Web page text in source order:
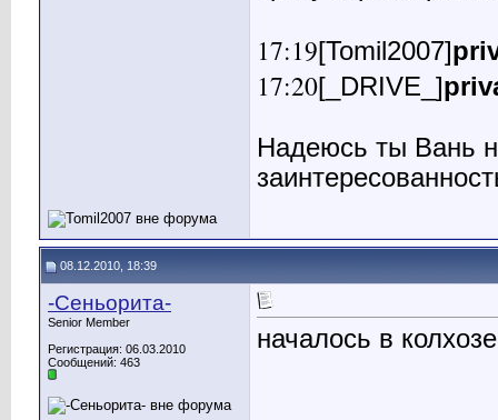
17:19[Tomil2007]
17:20[_DRIVE_]
Надеюсь ты Вань
08.12.2010, 18:39
-Сеньорита-
Senior Member
Регистрация: 06.03.2010
Сообщений: 463
началось в